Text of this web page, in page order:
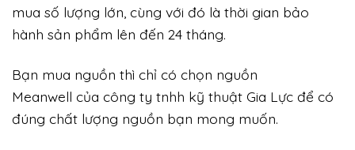
mua số lượng lớn, cùng với đó là thời gian bảo
hành sản phẩm lên đến 24 tháng.
Bạn mua nguồn thì chỉ có chọn nguồn
Meanwell của công ty tnhh kỹ thuật Gia Lực để có
đúng chất lượng nguồn bạn mong muốn.